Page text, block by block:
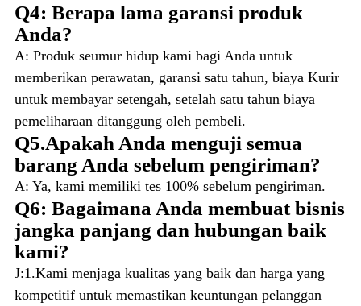
Q4: Berapa lama garansi produk
Anda?
A: Produk seumur hidup kami bagi Anda untuk
memberikan perawatan, garansi satu tahun, biaya Kurir
untuk membayar setengah, setelah satu tahun biaya
pemeliharaan ditanggung oleh pembeli.
Q5.Apakah Anda menguji semua
barang Anda sebelum pengiriman?
A: Ya, kami memiliki tes 100% sebelum pengiriman.
Q6: Bagaimana Anda membuat bisnis
jangka panjang dan hubungan baik
kami?
J:1.Kami menjaga kualitas yang baik dan harga yang
kompetitif untuk memastikan keuntungan pelanggan